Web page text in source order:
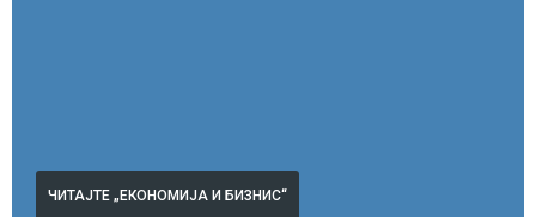
ЧИТАЈТЕ „ЕКОНОМИЈА И БИЗНИС“